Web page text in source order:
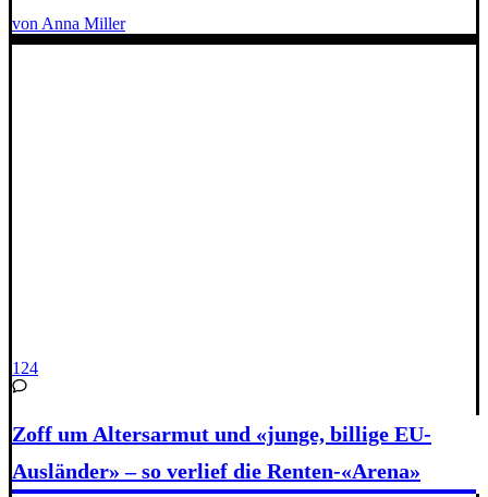
von Anna Miller
124
Zoff um Altersarmut und «junge, billige EU-
Ausländer» – so verlief die Renten-«Arena»